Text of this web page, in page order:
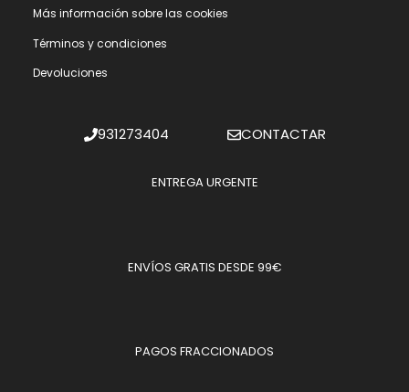
Más información sobre las cookies
Términos y condiciones
Devoluciones
931273404 CONTACTAR
ENTREGA URGENTE
ENVÍOS GRATIS DESDE 99€
PAGOS FRACCIONADOS